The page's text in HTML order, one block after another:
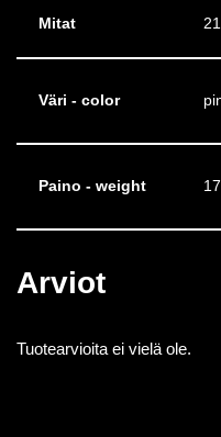
Mitat
Väri - color
Paino - weight
Arviot
Tuotearvioita ei vielä ole.